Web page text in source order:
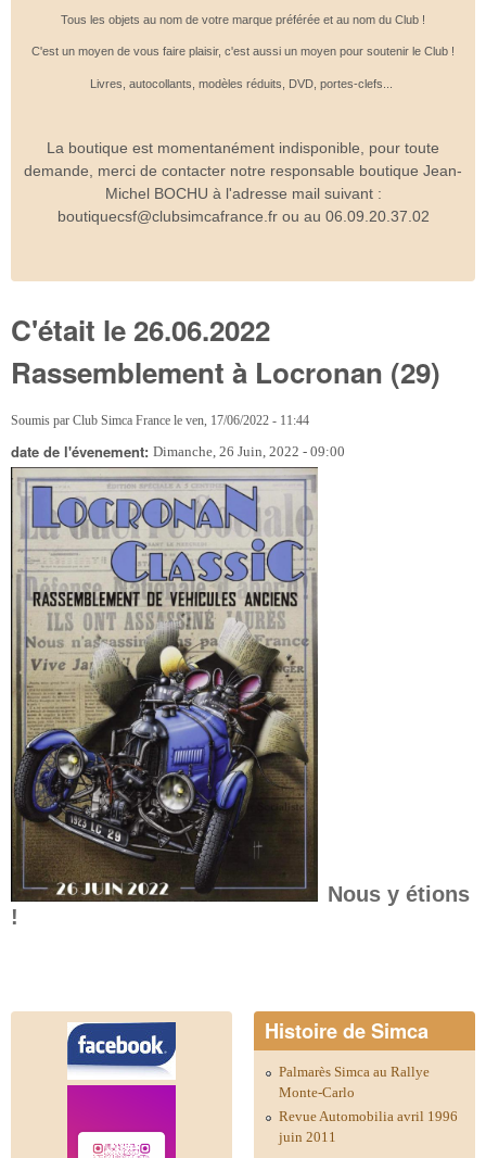
Tous les objets au nom de votre marque préférée et au nom du Club !
C'est un moyen de vous faire plaisir, c'est aussi un moyen pour soutenir le Club !
Livres, autocollants, modèles réduits, DVD, portes-clefs...
La boutique est momentanément indisponible, pour toute
demande, merci de contacter notre responsable boutique Jean-
Michel BOCHU à l'adresse mail suivant :
boutiquecsf@clubsimcafrance.fr ou au 06.09.20.37.02
C'était le 26.06.2022
Rassemblement à Locronan (29)
Soumis par Club Simca France le ven, 17/06/2022 - 11:44
date de l'évenement: Dimanche, 26 Juin, 2022 - 09:00
Nous y étions
!
Histoire de Simca
Palmarès Simca au Rallye
Monte-Carlo
Revue Automobilia avril 1996
juin 2011